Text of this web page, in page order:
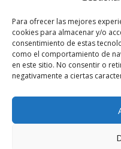
Para ofrecer las mejores
cookies para almacenar y/o
consentimiento de estas
como el comportamiento de
en este sitio. No consentir o
negativamente a ciertas